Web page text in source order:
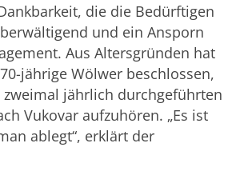
die die Bedürftigen
und ein Ansporn
Aus Altersgründen hat
jährige Wölwer beschlossen,
zweimal jährlich durchgeführten
Vukovar aufzuhören. „Es ist
ablegt“, erklärt der